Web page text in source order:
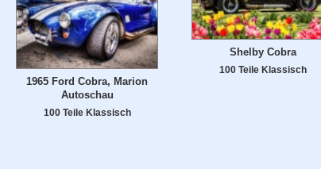
1965 Ford Cobra, Marion
Autoschau
100 Teile Klassisch
Shelby Cobra
100 Teile Klassisch